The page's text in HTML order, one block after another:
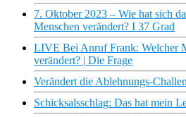
7. Oktober 2023 – Wie hat sich
Menschen verändert? I 37 Grad
LIVE Bei Anruf Frank: Welcher
verändert? | Die Frage
Verändert die Ablehnungs-
Schicksalsschlag: Das hat mein